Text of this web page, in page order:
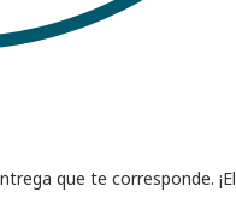
que te corresponde.